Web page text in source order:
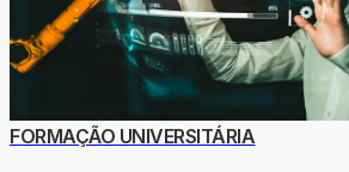
FORMAÇÃO UNIVERSITÁRIA